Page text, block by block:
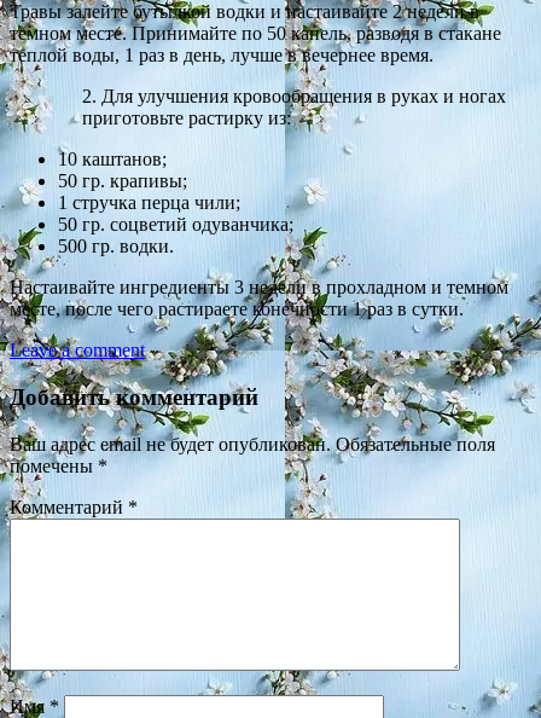
Травы залейте бутылкой водки и настаивайте 2 недели в
темном месте. Принимайте по 50 капель, разводя в стакане
теплой воды, 1 раз в день, лучше в вечернее время.
2. Для улучшения кровообращения в руках и ногах
приготовьте растирку из:
10 каштанов;
50 гр. крапивы;
1 стручка перца чили;
50 гр. соцветий одуванчика;
500 гр. водки.
Настаивайте ингредиенты 3 недели в прохладном и темном
месте, после чего растираете конечности 1 раз в сутки.
Leave a comment
Добавить комментарий
Ваш адрес email не будет опубликован. Обязательные поля
помечены *
Комментарий *
Имя*